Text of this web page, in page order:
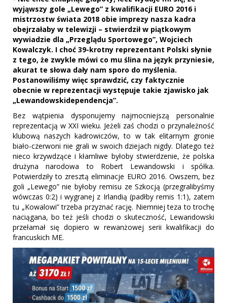
wyjąwszy gole „Lewego” z kwalifikacji EURO 2016 i
mistrzostw świata 2018 obie imprezy nasza kadra
obejrzałaby w telewizji – stwierdził w piątkowym
wywiadzie dla „Przeglądu Sportowego”, Wojciech
Kowalczyk. I choć 39-krotny reprezentant Polski słynie
z tego, że zwykle mówi co mu ślina na język przyniesie,
akurat te słowa dały nam sporo do myślenia.
Postanowiliśmy więc sprawdzić, czy faktycznie
obecnie w reprezentacji występuje takie zjawisko jak
„Lewandowskidependencja”.
Bez wątpienia dysponujemy najmocniejszą personalnie
reprezentacją w XXI wieku. Jeżeli zaś chodzi o przynależność
klubową naszych kadrowiczów, to w tak elitarnym gronie
biało-czerwoni nie grali w swoich dziejach nigdy. Dlatego też
nieco krzywdzące i kłamliwe byłoby stwierdzenie, że polska
drużyna narodowa to Robert Lewandowski i spółka.
Potwierdziły to zresztą eliminacje EURO 2016. Owszem, bez
goli „Lewego” nie byłoby remisu ze Szkocją (przegralibyśmy
wówczas 0:2) i wygranej z Irlandią (padłby remis 1:1), zatem
tu „Kowalowi” trzeba przyznać rację. Niemniej teza to trochę
naciągana, bo też jeśli chodzi o skuteczność, Lewandowski
przełamał się dopiero w rewanżowej serii kwalifikacji do
francuskich ME.